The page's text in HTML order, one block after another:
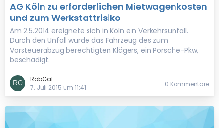
AG Köln zu erforderlichen Mietwagenkosten
und zum Werkstattrisiko
Am 2.5.2014 ereignete sich in Köln ein Verkehrsunfall.
Durch den Unfall wurde das Fahrzeug des zum
Vorsteuerabzug berechtigten Klägers, ein Porsche-Pkw,
beschädigt.
RobGal
7. Juli 2015 um 11:41
0 Kommentare